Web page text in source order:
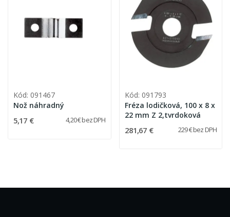
Kód: 091467
Nož náhradný
5,17 € 4,20 € bez DPH
Kód: 091793
Fréza lodičková, 100 x 8 x
22 mm Z 2,tvrdoková
281,67 € 229 € bez DPH